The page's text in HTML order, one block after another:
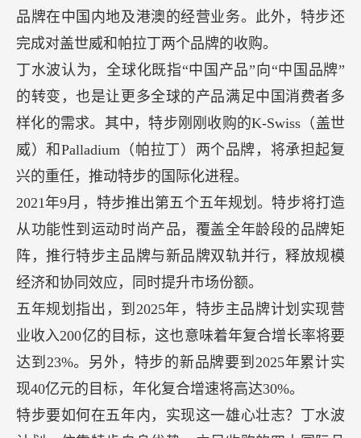
品牌在中国内地及港澳的经营业务。此外，特步还
完成对盖世威和帕拉丁两个品牌的收购。
丁水波认为，全球化既指“中国产品”向“中国品牌”
的转变，也是让更多全球的产品满足中国消费者多
样化的需求。其中，特步刚刚收购的K-Swiss（盖世
威）和Palladium（帕拉丁）两个品牌，将承担起复
兴的重任，推动特步的国际化进程。
2021年9月，特步推出第五个五年规划。特步将打造
从功能性到运动时尚产品，覆盖全年龄段的品牌矩
阵，推行特步主品牌与新品牌双轨并行，释放规模
经济和协同效应，同时提升市场份额。
五年规划指出，到2025年，特步主品牌计划实现营
业收入200亿的目标，这也意味着年复合增长率将要
达到23%。另外，特步的新品牌要到2025年累计实
现40亿元的目标，年化复合增速将高达30%。
特步要如何在五年内，实现这一雄心壮志？丁水波